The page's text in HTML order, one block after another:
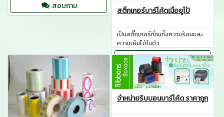
สอบถาม สติ๊กเกอร์บาร์โค้ดเนื้อยูโป้
เป็นสติ๊กเกอร์ที่ทนทั้งความร้อนและ
ความเย็นได้ในตัว
สอบถาม
จำหน่ายริบบอนบาร์โค้ด ราคาถูก